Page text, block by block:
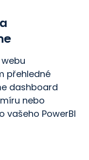
přehledné
dashboard
nebo
vašeho PowerBI